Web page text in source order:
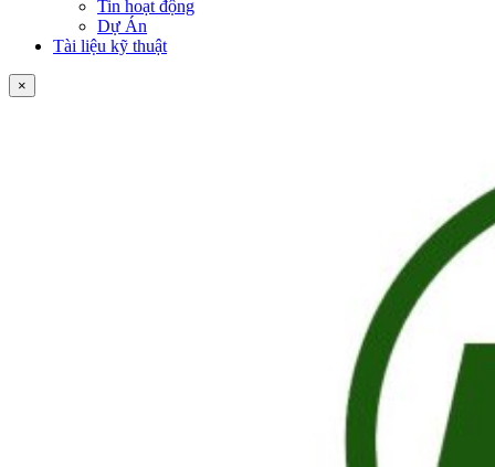
Tin hoạt động
Dự Án
Tài liệu kỹ thuật
×